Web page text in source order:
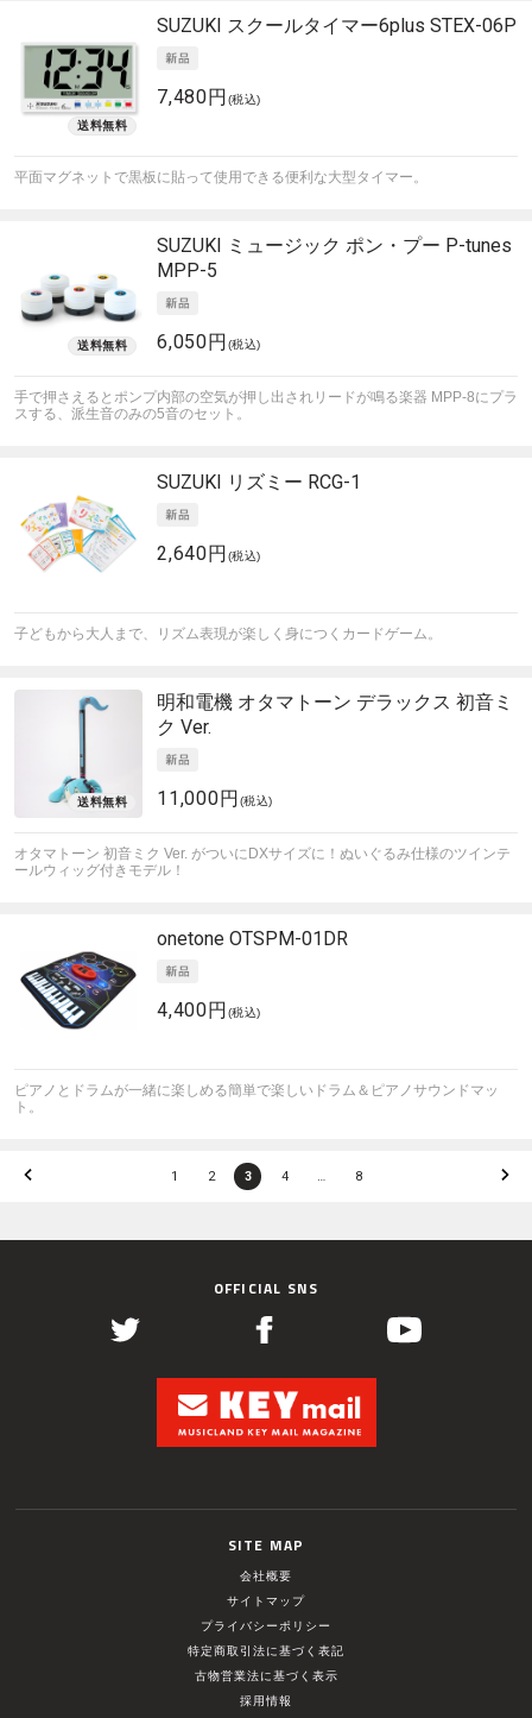
SUZUKI スクールタイマー6plus STEX-06P
7,480円 (税込)
平面マグネットで黒板に貼って使用できる便利な大型タイマー。
SUZUKI ミュージック ポン・プー P-tunes
MPP-5
6,050円 (税込)
手で押さえるとポンプ内部の空気が押し出されリードが鳴る楽器 MPP-8にプラ
スする、派生音のみの5音のセット。
SUZUKI リズミー RCG-1
2,640円 (税込)
子どもから大人まで、リズム表現が楽しく身につくカードゲーム。
明和電機 オタマトーン デラックス 初音ミ
ク Ver.
11,000円 (税込)
オタマトーン 初音ミク Ver. がついにDXサイズに！ぬいぐるみ仕様のツインテ
ールウィッグ付きモデル！
onetone OTSPM-01DR
4,400円 (税込)
ピアノとドラムが一緒に楽しめる簡単で楽しいドラム＆ピアノサウンドマッ
ト。
1 2 3 4 … 8
OFFICIAL SNS
SITE MAP
会社概要
サイトマップ
プライバシーポリシー
特定商取引法に基づく表記
古物営業法に基づく表示
採用情報